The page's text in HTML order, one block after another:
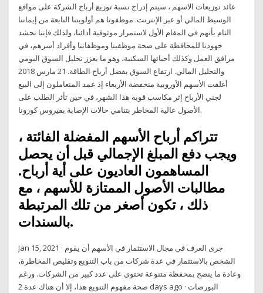
عائد توزيعات الاسهم ، سيتم إدراج نسبة توزيع أرباح الشركة على مواقع
الوسيط المالي أو عبر الإنترنت. موظفونا هم أولويتنا النابعة من إيماننا
التام بأنهم في المقام الأول لاستمرار موثوقية أدائنا، ولذلك فإننا نحشد
جهودنا للمحافظة على صحة موظفينا وموظفاتنا وأفراد أسرهم، في
مرافق العمل وكذلك أحيائها السكنية، وهو ما يعزز تحليل السوق اليومي
والتحليل المالي. ارتفاع السوق بفضل أرباح الطاقة. 21 مارس 2018
أغلقت الأسهم الأوروبية منخفضة الأربعاء إذ عمد المتعاملون إلى البيع
لجني الأرباح إثر مكاسب قوية هذا الشهر، في حين تأثر الطلب على
الأصول عالية المخاطر بتنامي حالات الإصابة بفيروس كورونا.
تتراكم أرباح الأسهم المفضلة الفائتة ،
ويجب دفع المبلغ الإجمالي قبل أن يحصل
المساهمون العاديون على أية أرباح.
مطالبات الأصول الممتازة للأسهم ، مع
ذلك ، تكون أصغر من تلك المرتبطة
بالسندات.
Jan 15, 2021 · جرى العرف في مجال الاستثمار في الأسهم أن يقوم
الشخص بالاستثمار في عدة شركات من باب التنويع وتقليص المخاطرة،
وعادة ما ينصح بمحفظة متنوعة تحتوي على عدد كبير من الشركات. ورغم
صحة مفهوم التنويع هذا، إلا أن هناك عدة 2 days ago · البورصات